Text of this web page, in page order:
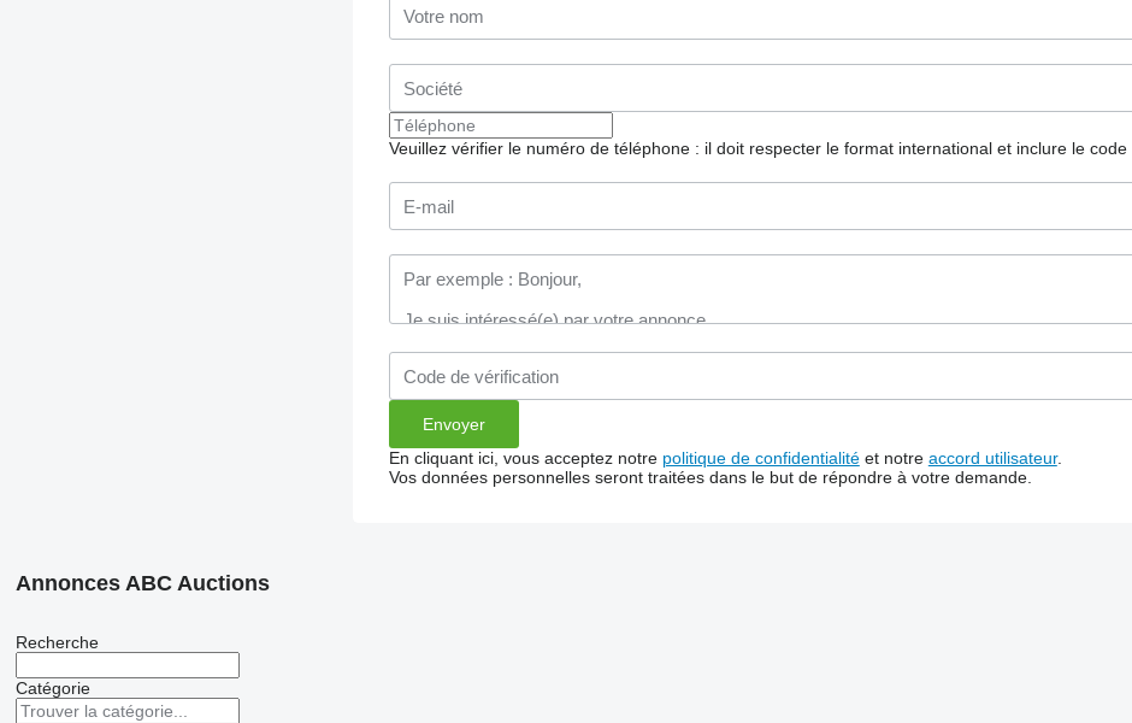
Veuillez vérifier le numéro de téléphone : il doit respecter le format international et inclure le code
En cliquant ici, vous acceptez notre politique de confidentialitéet notre accord utilisateur.
Vos données personnelles seront traitées dans le but de répondre à votre demande.
Annonces ABC Auctions
Recherche
Catégorie